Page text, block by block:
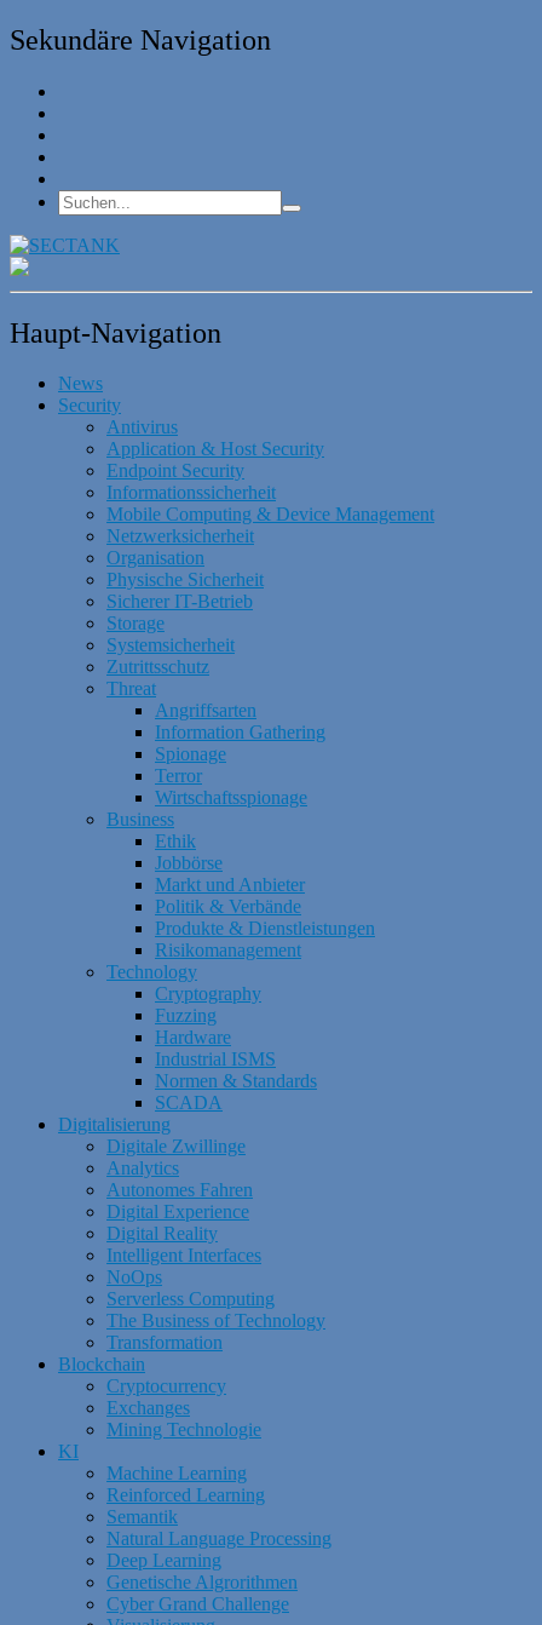
Sekundäre Navigation
Haupt-Navigation
News
Security
Antivirus
Application & Host Security
Endpoint Security
Informationssicherheit
Mobile Computing & Device Management
Netzwerksicherheit
Organisation
Physische Sicherheit
Sicherer IT-Betrieb
Storage
Systemsicherheit
Zutrittsschutz
Threat
Angriffsarten
Information Gathering
Spionage
Terror
Wirtschaftsspionage
Business
Ethik
Jobbörse
Markt und Anbieter
Politik & Verbände
Produkte & Dienstleistungen
Risikomanagement
Technology
Cryptography
Fuzzing
Hardware
Industrial ISMS
Normen & Standards
SCADA
Digitalisierung
Digitale Zwillinge
Analytics
Autonomes Fahren
Digital Experience
Digital Reality
Intelligent Interfaces
NoOps
Serverless Computing
The Business of Technology
Transformation
Blockchain
Cryptocurrency
Exchanges
Mining Technologie
KI
Machine Learning
Reinforced Learning
Semantik
Natural Language Processing
Deep Learning
Genetische Algrorithmen
Cyber Grand Challenge